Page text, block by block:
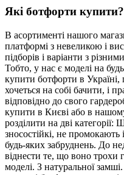
Які ботфорти купити?
В асортименті нашого
платформі з невеликою і
підборів і варіанти з
Тобто, у нас є моделі на
купити ботфорти в
хочеться на собі бачити, і
відповідно до свого
купити в Києві або в
розділити на дві категорії:
зносостійкі, не
будь-яких забруднень. До
віднести те, що воно трохи
моделі. З натуральної